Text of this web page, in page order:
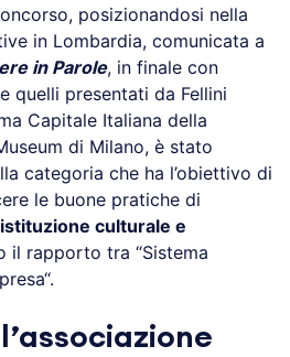
posizionandosi nella
in Lombardia, comunicata a
in Parole, in finale con
quelli presentati da Fellini
Capitale Italiana della
di Milano, è stato
categoria che ha l’obiettivo di
le buone pratiche di
culturale e
il rapporto tra “Sistema